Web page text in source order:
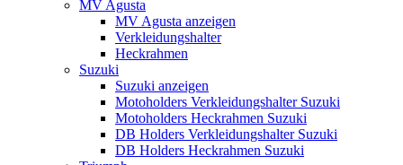
MV Agusta
MV Agusta anzeigen
Verkleidungshalter
Heckrahmen
Suzuki
Suzuki anzeigen
Motoholders Verkleidungshalter Suzuki
Motoholders Heckrahmen Suzuki
DB Holders Verkleidungshalter Suzuki
DB Holders Heckrahmen Suzuki